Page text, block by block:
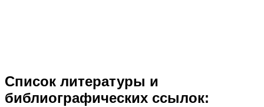
Список литературы и
библиографических ссылок: